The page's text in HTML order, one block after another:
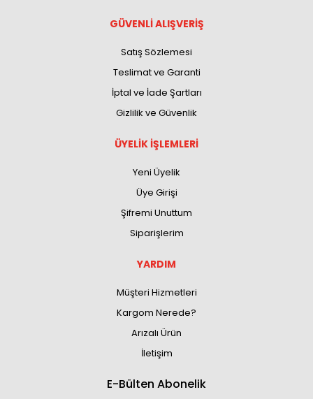
GÜVENLİ ALIŞVERİŞ
Satış Sözlemesi
Teslimat ve Garanti
İptal ve İade Şartları
Gizlilik ve Güvenlik
ÜYELİK İŞLEMLERİ
Yeni Üyelik
Üye Girişi
Şifremi Unuttum
Siparişlerim
YARDIM
Müşteri Hizmetleri
Kargom Nerede?
Arızalı Ürün
İletişim
E-Bülten Abonelik